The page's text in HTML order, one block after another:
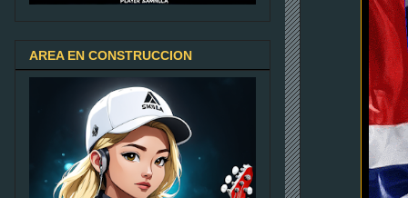
AREA EN CONSTRUCCION